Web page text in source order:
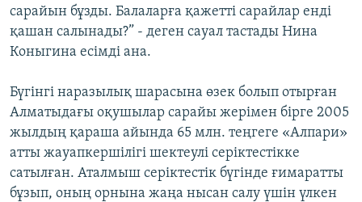
сарайын бұзды. Балаларға қажетті сарайлар енді
қашан салынады?” - деген сауал тастады Нина
Коныгина есімді ана.
Бүгінгі наразылық шарасына өзек болып отырған
Алматыдағы оқушылар сарайы жерімен бірге 2005
жылдың қараша айында 65 млн. теңгеге «Алпари»
атты жауапкершілігі шектеулі серіктестікке
сатылған. Аталмыш серіктестік бүгінде ғимаратты
бұзып, оның орнына жаңа нысан салу үшін үлкен